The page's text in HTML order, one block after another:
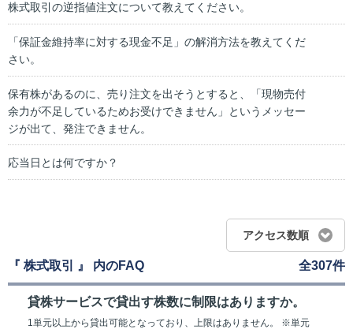
株式取引の逆指値注文について教えてください。
「保証金維持率に対する現金不足」の解消方法を教えてくだ
さい。
保有株があるのに、売り注文を出そうとすると、「現物売付
余力が不足しているためお受けできません」というメッセー
ジが出て、発注できません。
応当日とは何ですか？
アクセス数順
『 株式取引 』 内のFAQ 全307件
貸株サービスで貸出す株数に制限はありますか。
1単元以上から貸出可能となっており、上限はありません。 ※単元